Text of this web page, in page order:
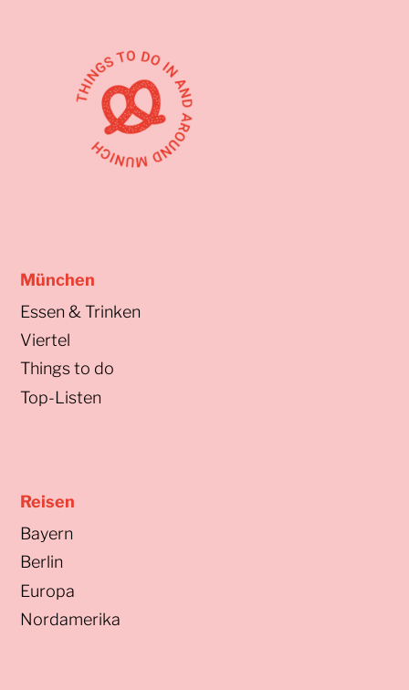
München
Essen & Trinken
Viertel
Things to do
Top-Listen
Reisen
Bayern
Berlin
Europa
Nordamerika